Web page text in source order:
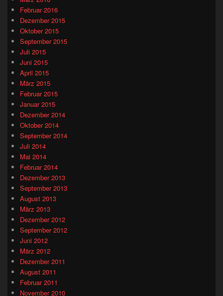
Februar 2016
Dezember 2015
Oktober 2015
September 2015
Juli 2015
Juni 2015
April 2015
März 2015
Februar 2015
Januar 2015
Dezember 2014
Oktober 2014
September 2014
Juli 2014
Mai 2014
Februar 2014
Dezember 2013
September 2013
August 2013
März 2013
Dezember 2012
September 2012
Juni 2012
März 2012
Dezember 2011
August 2011
Februar 2011
November 2010